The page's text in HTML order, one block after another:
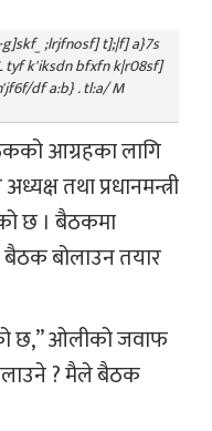
;lrjfnosf] t];|f] a}7s
tyf k'iksdn bfxfn k|r08sf]
df a:b} . tl:a/ M
आग्रहका लागि
तथा प्रधानमन्त्री
छ । बैठकमा
बोलाउन तयार
छ,” ओलीको जवाफ
? मैले बैठक